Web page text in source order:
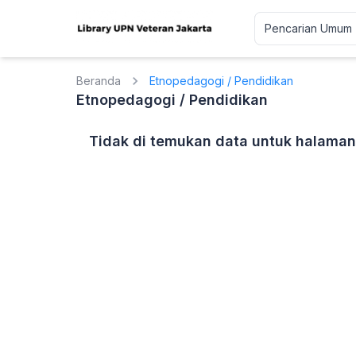
Beranda Etnopedagogi / Pendidikan
Etnopedagogi / Pendidikan
Tidak di temukan data untuk